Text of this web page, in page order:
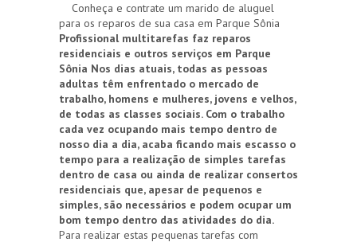
Conheça e contrate um marido de aluguel
para os reparos de sua casa em Parque Sônia
Profissional multitarefas faz reparos
residenciais e outros serviços em Parque
Sônia Nos dias atuais, todas as pessoas
adultas têm enfrentado o mercado de
trabalho, homens e mulheres, jovens e velhos,
de todas as classes sociais. Com o trabalho
cada vez ocupando mais tempo dentro de
nosso dia a dia, acaba ficando mais escasso o
tempo para a realização de simples tarefas
dentro de casa ou ainda de realizar consertos
residenciais que, apesar de pequenos e
simples, são necessários e podem ocupar um
bom tempo dentro das atividades do dia.
Para realizar estas pequenas tarefas com